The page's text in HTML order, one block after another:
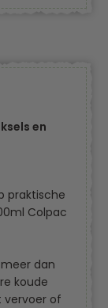
en
praktische
Colpac
dan
koude
vervoer of